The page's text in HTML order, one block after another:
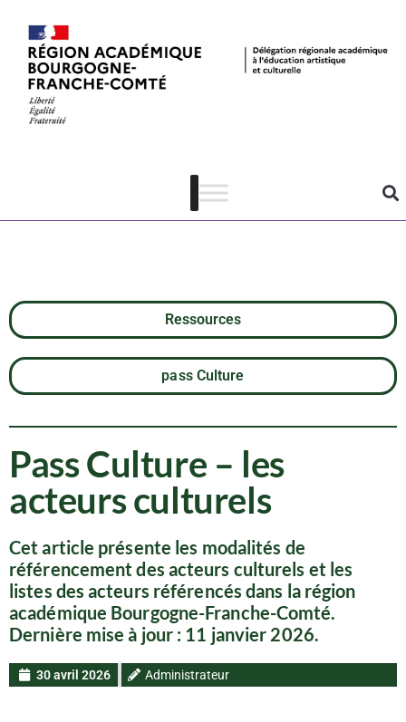
Pass Culture –
les acteurs
culturels
Ressources
pass Culture
Pass Culture – les
acteurs culturels
Cet article présente les modalités de
référencement des acteurs culturels et les
listes des acteurs référencés dans la région
académique Bourgogne-Franche-Comté.
Dernière mise à jour : 11 janvier 2026.
30 avril 2026 Administrateur